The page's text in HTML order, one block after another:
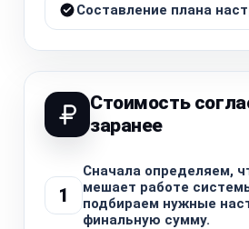
Составление плана
Стоимость
заранее
1
Сначала определяем,
мешает работе
подбираем нужные
финальную сумму.